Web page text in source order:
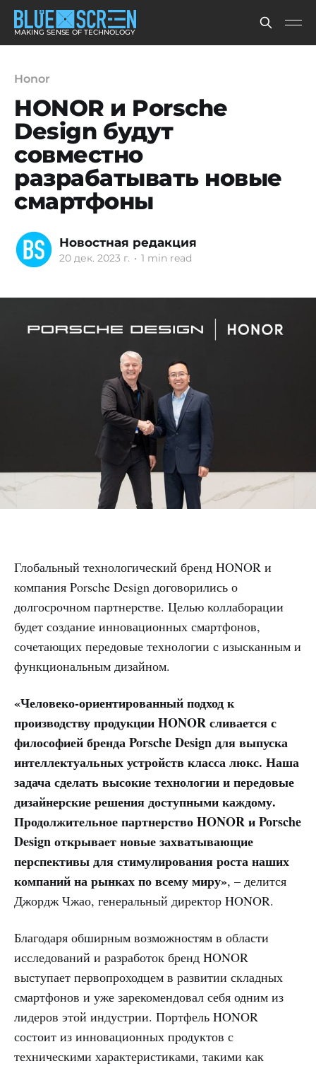
MAKING SENSE OF TECHNOLOGY
Honor
HONOR и Porsche
Design будут
совместно
разрабатывать новые
смартфоны
Новостная редакция
20 дек. 2023 г. • 1 min read
Глобальный технологический бренд HONOR и
компания Porsche Design договорились о
долгосрочном партнерстве. Целью коллаборации
будет создание инновационных смартфонов,
сочетающих передовые технологии с изысканным и
функциональным дизайном.
«Человеко-ориентированный подход к
производству продукции HONOR сливается с
философией бренда Porsche Design для выпуска
интеллектуальных устройств класса люкс. Наша
задача сделать высокие технологии и передовые
дизайнерские решения доступными каждому.
Продолжительное партнерство HONOR и Porsche
Design открывает новые захватывающие
перспективы для стимулирования роста наших
компаний на рынках по всему миру», – делится
Джордж Чжао, генеральный директор HONOR.
Благодаря обширным возможностям в области
исследований и разработок бренд HONOR
выступает первопроходцем в развитии складных
смартфонов и уже зарекомендовал себя одним из
лидеров этой индустрии. Портфель HONOR
состоит из инновационных продуктов с
техническими характеристиками, такими как